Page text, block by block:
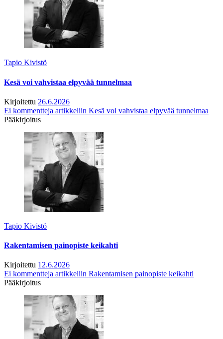
Tapio Kivistö
Kesä voi vahvistaa elpyvää tunnelmaa
Kirjoitettu 26.6.2026
Ei kommentteja artikkeliin Kesä voi vahvistaa elpyvää tunnelmaa
Pääkirjoitus
Tapio Kivistö
Rakentamisen painopiste keikahti
Kirjoitettu 12.6.2026
Ei kommentteja artikkeliin Rakentamisen painopiste keikahti
Pääkirjoitus